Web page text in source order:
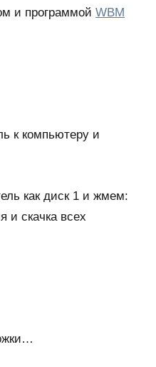
и программой WBM
к компьютеру и
как диск 1 и жмем:
скачка всех